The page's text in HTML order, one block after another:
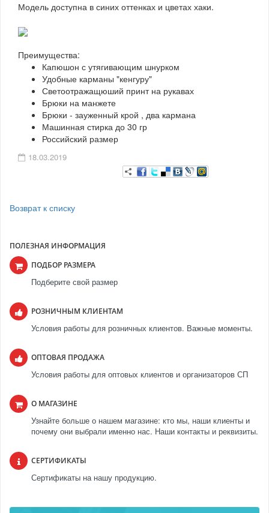
Модель доступна в синих оттенках и цветах хаки.
Преимущества:
Капюшон с утягивающим шнурком
Удобные карманы "кенгуру"
Светоотражащюший принт на рукавах
Брюки на манжете
Брюки - зауженный крой , два кармана
Машинная стирка до 30 гр
Российский размер
18.03.2019
Возврат к списку
ПОЛЕЗНАЯ ИНФОРМАЦИЯ
ПОДБОР РАЗМЕРА
Подберите свой размер
РОЗНИЧНЫМ КЛИЕНТАМ
Условия работы для розничных клиентов. Важные моменты.
ОПТОВАЯ ПРОДАЖА
Условия работы для оптовых клиентов и организаторов СП
О МАГАЗИНЕ
Узнайте больше о нашем магазине: кто мы, наши клиенты и
почему они выбрали именно нас. Наши контакты и реквизиты.
СЕРТИФИКАТЫ
Сертификаты на нашу продукцию.